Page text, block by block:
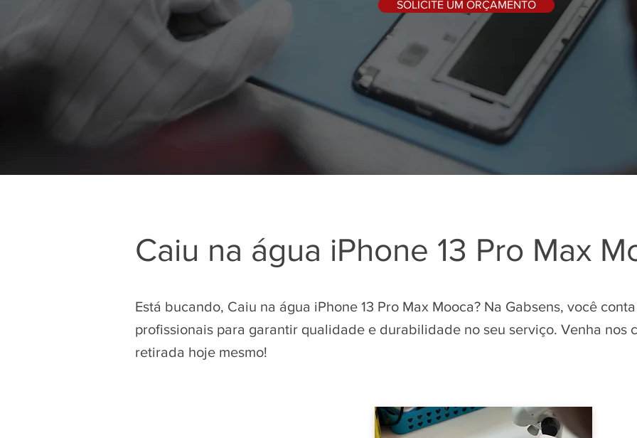
SOLICITE UM ORÇAMENTO
Caiu na água iPhone 13 Pro Max
Está bucando, Caiu na água iPhone 13 Pro Max Mooca? Na Gabsens, você
profissionais para garantir qualidade e durabilidade no seu serviço. Venha nos
retirada hoje mesmo!